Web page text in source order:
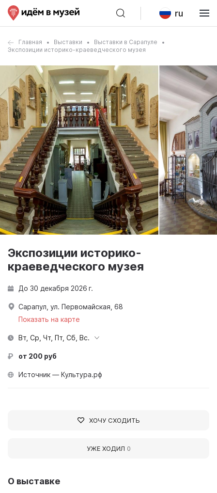
ru
Главная Выставки
Выставки в Сарапуле
Экспозиции историко-краеведческого музея
О выставке
Экспозиции историко-
краеведческого музея
До 30 декабря 2026 г.
Сарапул, ул. Первомайская, 68
Показать на карте
Вт, Ср, Чт, Пт, Сб, Вс.
от 200 руб
Источник — Культура.рф
ХОЧУ СХОДИТЬ
УЖЕ ХОДИЛ 0